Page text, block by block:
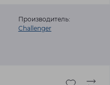
Производитель:
Challenger